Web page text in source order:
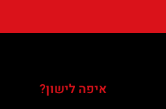
איפה לישון?